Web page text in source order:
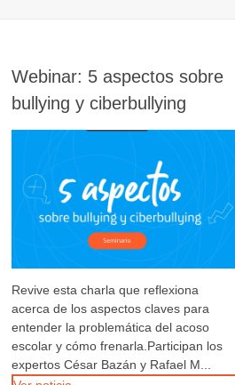
Webinar: 5 aspectos sobre
bullying y ciberbullying
Revive esta charla que reflexiona
acerca de los aspectos claves para
entender la problemática del acoso
escolar y cómo frenarla.Participan los
expertos César Bazán y Rafael M...